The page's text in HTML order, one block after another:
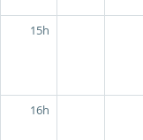
15h
16h